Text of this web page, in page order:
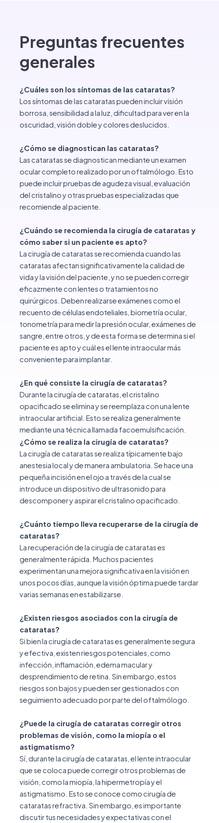
Preguntas frecuentes
generales
¿Cuáles son los síntomas de las cataratas?
Los síntomas de las cataratas pueden incluir visión
borrosa, sensibilidad a la luz, dificultad para ver en la
oscuridad, visión doble y colores deslucidos.
¿Cómo se diagnostican las cataratas?
Las cataratas se diagnostican mediante un examen
ocular completo realizado por un oftalmólogo. Esto
puede incluir pruebas de agudeza visual, evaluación
del cristalino y otras pruebas especializadas que
recomiende al paciente.
¿Cuándo se recomienda la cirugía de cataratas y
cómo saber si un paciente es apto?
La cirugía de cataratas se recomienda cuando las
cataratas afectan significativamente la calidad de
vida y la visión del paciente, y no se pueden corregir
eficazmente con lentes o tratamientos no
quirúrgicos. Deben realizarse exámenes como el
recuento de células endoteliales, biometría ocular,
tonometría para medir la presión ocular, exámenes de
sangre, entre otros, y de esta forma se determina si el
paciente es apto y cuál es el lente intraocular más
conveniente para implantar.
¿En qué consiste la cirugía de cataratas?
Durante la cirugía de cataratas, el cristalino
opacificado se elimina y se reemplaza con una lente
intraocular artificial. Esto se realiza generalmente
mediante una técnica llamada facoemulsificación.
¿Cómo se realiza la cirugía de cataratas?
La cirugía de cataratas se realiza típicamente bajo
anestesia local y de manera ambulatoria. Se hace una
pequeña incisión en el ojo a través de la cual se
introduce un dispositivo de ultrasonido para
descomponer y aspirar el cristalino opacificado.
¿Cuánto tiempo lleva recuperarse de la cirugía de
cataratas?
La recuperación de la cirugía de cataratas es
generalmente rápida. Muchos pacientes
experimentan una mejora significativa en la visión en
unos pocos días, aunque la visión óptima puede tardar
varias semanas en estabilizarse.
¿Existen riesgos asociados con la cirugía de
cataratas?
Si bien la cirugía de cataratas es generalmente segura
y efectiva, existen riesgos potenciales, como
infección, inflamación, edema macular y
desprendimiento de retina. Sin embargo, estos
riesgos son bajos y pueden ser gestionados con
seguimiento adecuado por parte del oftalmólogo.
¿Puede la cirugía de cataratas corregir otros
problemas de visión, como la miopía o el
astigmatismo?
Sí, durante la cirugía de cataratas, el lente intraocular
que se coloca puede corregir otros problemas de
visión, como la miopía, la hipermetropía y el
astigmatismo. Esto se conoce como cirugía de
cataratas refractiva. Sin embargo, es importante
discutir tus necesidades y expectativas con el